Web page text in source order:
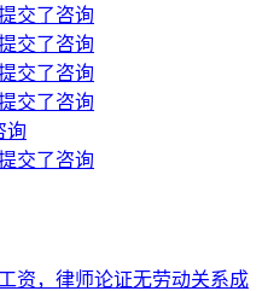
交了咨询
交了咨询
交了咨询
交了咨询
询
交了咨询
资，律师论证无劳动关系成